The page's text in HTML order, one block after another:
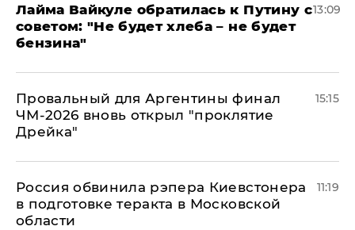
Лайма Вайкуле обратилась к Путину с
советом: "Не будет хлеба – не будет
бензина"
13:09
Провальный для Аргентины финал
ЧМ-2026 вновь открыл "проклятие
Дрейка"
15:15
Россия обвинила рэпера Киевстонера
в подготовке теракта в Московской
области
11:19